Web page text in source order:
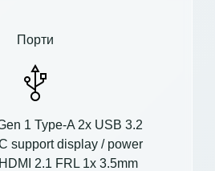
Порти
1 Type-A 2x USB 3.2
support display / power
2.1 FRL 1x 3.5mm